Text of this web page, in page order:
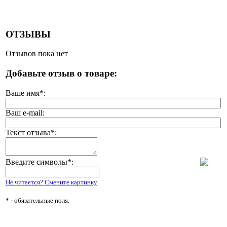
ОТЗЫВЫ
Отзывов пока нет
Добавьте отзыв о товаре:
Ваше имя*:
Ваш e-mail:
Текст отзыва*:
Введите символы*:
Не читается? Смените картинку
* - обязательные поля.